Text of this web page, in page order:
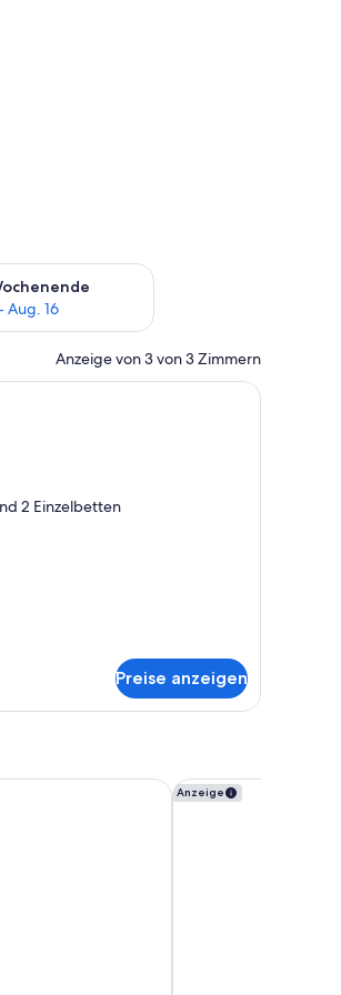
- Aug. 9.
Aug. 16
für nächstes Wochenende, Aug.
Anzeige von 3 von 3 Zimmern
Hochwertige Bettwaren, Zimmersafe,
2 Einzelbetten
Preise anzeigen
Anzeige
Kimpton Shinjuku